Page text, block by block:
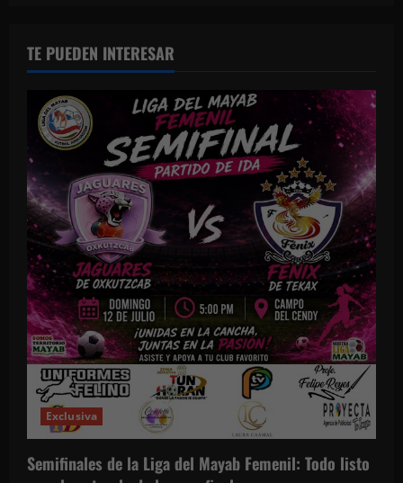
TE PUEDEN INTERESAR
Exclusiva
Semifinales de la Liga del Mayab Femenil: Todo listo